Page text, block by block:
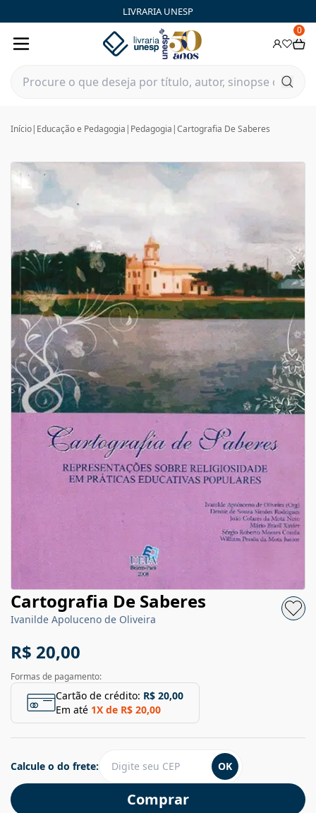
LIVRARIA UNESP
0
Início| Educação e Pedagogia | Pedagogia |Cartografia De Saberes
Cartografia De Saberes
Ivanilde Apoluceno de Oliveira
R$ 20,00
Formas de pagamento:
Cartão de crédito: R$ 20,00
Em até 1X de R$ 20,00
Comprar
Calcule o do frete: OK